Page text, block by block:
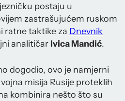
postaju u
zastrašujućem ruskom
ratne taktike za Dnevnik
analitičar Ivica Mandić.
dogodio, ovo je namjerni
misija Rusije proteklih
kombinira nešto što su